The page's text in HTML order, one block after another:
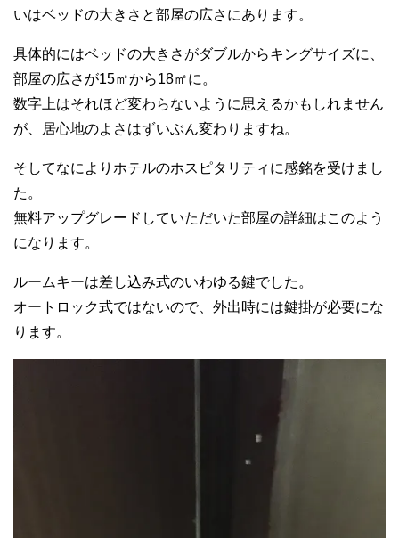
いはベッドの大きさと部屋の広さにあります。
具体的にはベッドの大きさがダブルからキングサイズに、
部屋の広さが15㎡から18㎡に。
数字上はそれほど変わらないように思えるかもしれません
が、居心地のよさはずいぶん変わりますね。
そしてなによりホテルのホスピタリティに感銘を受けまし
た。
無料アップグレードしていただいた部屋の詳細はこのよう
になります。
ルームキーは差し込み式のいわゆる鍵でした。
オートロック式ではないので、外出時には鍵掛が必要にな
ります。